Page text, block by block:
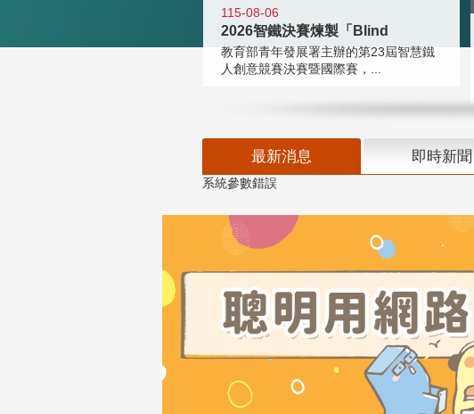
115-08-06
2026智鐵決賽煉製「Blind
教育部青年發展署主辦的第23屆智慧鐵
人創意競賽決賽暨國際賽，...
最新消息 即時新聞
系統參數錯誤